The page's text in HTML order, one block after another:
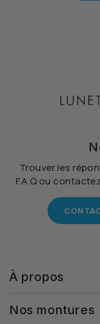
Trouver les
F.A.Q ou
À propos
Nos montures